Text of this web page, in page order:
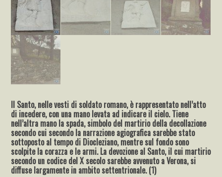
Il Santo, nelle vesti di soldato romano, è rappresentato nell’atto
di incedere, con una mano levata ad indicare il cielo. Tiene
nell’altra mano la spada, simbolo del martirio della decollazione
secondo cui secondo la narrazione agiografica sarebbe stato
sottoposto al tempo di Diocleziano, mentre sul fondo sono
scolpite la corazza e le armi. La devozione al Santo, il cui martirio
secondo un codice del X secolo sarebbe avvenuto a Verona, si
diffuse largamente in ambito settentrionale. (1)